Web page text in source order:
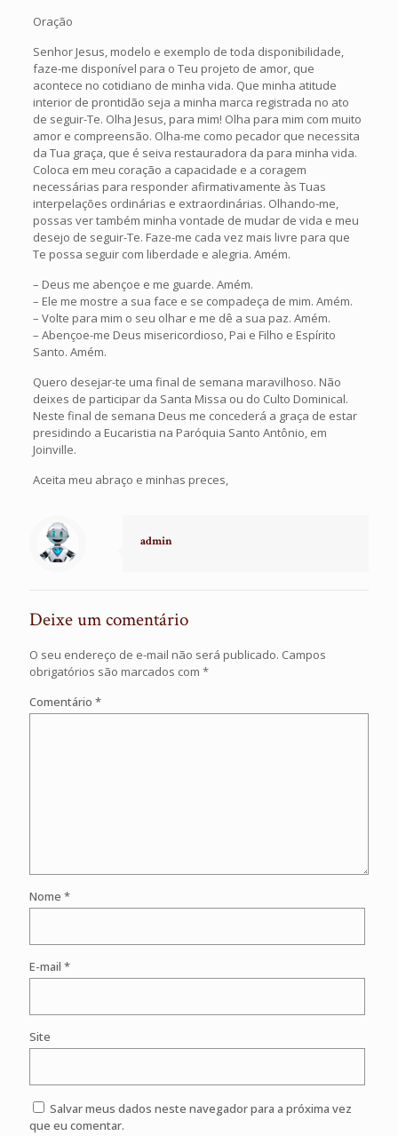
Oração
Senhor Jesus, modelo e exemplo de toda disponibilidade,
faze-me disponível para o Teu projeto de amor, que
acontece no cotidiano de minha vida. Que minha atitude
interior de prontidão seja a minha marca registrada no ato
de seguir-Te. Olha Jesus, para mim! Olha para mim com muito
amor e compreensão. Olha-me como pecador que necessita
da Tua graça, que é seiva restauradora da para minha vida.
Coloca em meu coração a capacidade e a coragem
necessárias para responder afirmativamente às Tuas
interpelações ordinárias e extraordinárias. Olhando-me,
possas ver também minha vontade de mudar de vida e meu
desejo de seguir-Te. Faze-me cada vez mais livre para que
Te possa seguir com liberdade e alegria. Amém.
– Deus me abençoe e me guarde. Amém.
– Ele me mostre a sua face e se compadeça de mim. Amém.
– Volte para mim o seu olhar e me dê a sua paz. Amém.
– Abençoe-me Deus misericordioso, Pai e Filho e Espírito
Santo. Amém.
Quero desejar-te uma final de semana maravilhoso. Não
deixes de participar da Santa Missa ou do Culto Dominical.
Neste final de semana Deus me concederá a graça de estar
presidindo a Eucaristia na Paróquia Santo Antônio, em
Joinville.
Aceita meu abraço e minhas preces,
admin
Deixe um comentário
O seu endereço de e-mail não será publicado. Campos
obrigatórios são marcados com *
Comentário *
Nome *
E-mail *
Site
Salvar meus dados neste navegador para a próxima vez
que eu comentar.